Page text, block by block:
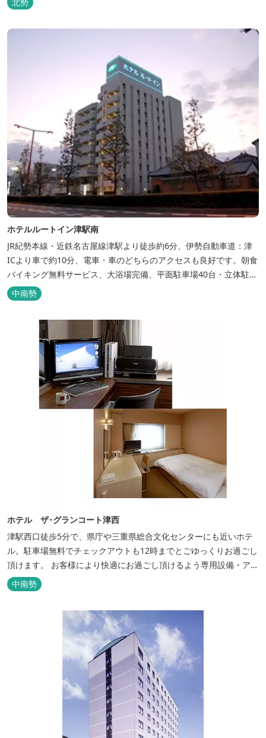
北勢
ホテルルートイン津駅南
JR紀勢本線・近鉄名古屋線津駅より徒歩約6分、伊勢自動車道：津
ICより車で約10分、電車・車のどちらのアクセスも良好です。朝食
バイキング無料サービス、大浴場完備、平面駐車場40台・立体駐車
場34台、全室Wi-Fi完備。ビジネスにも観光にもご利用頂ける快適
なホテルライフをご提供します。
中南勢
ホテル ザ･グランコート津西
津駅西口徒歩5分で、県庁や三重県総合文化センターにも近いホテ
ル。駐車場無料でチェックアウトも12時までとごゆっくりお過ごし
頂けます。 お客様により快適にお過ごし頂けるよう専用設備・アメ
ニティ付き女性専用フロアやビジネスマンに最適なパソコン・プリ
ンター設置のお部屋など多種多様な部屋タイプ・サービスをご用
フェ＆レストランE...
中南勢